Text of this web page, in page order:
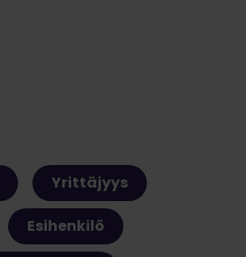
Yrittäjyys
Esihenkilö